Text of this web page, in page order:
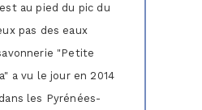
au pied du pic du
pas des eaux
"Petite
a vu le jour en 2014
les Pyrénées-